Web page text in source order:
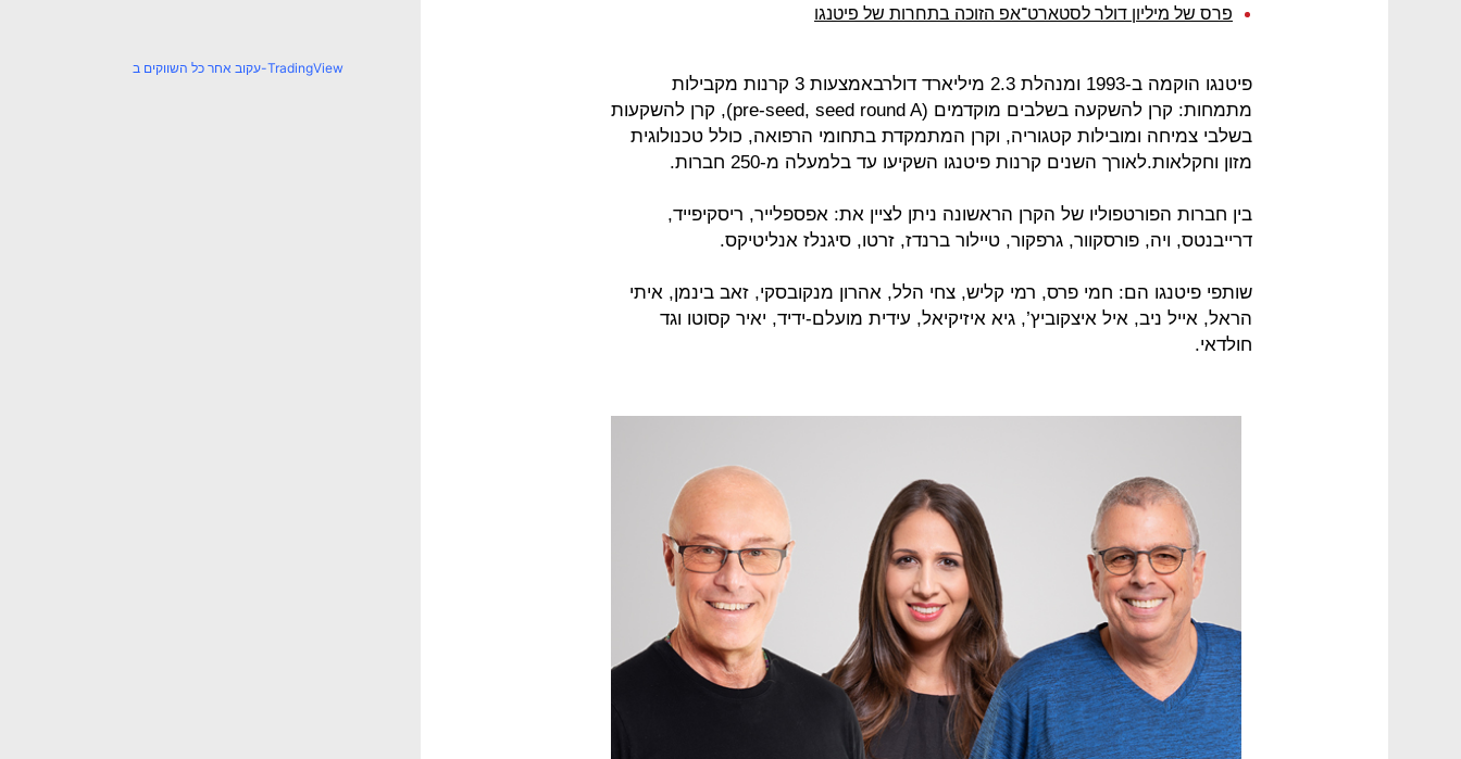
פרס של מיליון דולר לסטארט־אפ הזוכה בתחרות של פיטנגו
פיטנגו הוקמה ב-1993 ומנהלת 2.3 מיליארד דולרבאמצעות 3 קרנות מקבילות
מתמחות: קרן להשקעה בשלבים מוקדמים (pre-seed, seed round A), קרן להשקעות
בשלבי צמיחה ומובילות קטגוריה, וקרן המתמקדת בתחומי הרפואה, כולל טכנולוגית
מזון וחקלאות.לאורך השנים קרנות פיטנגו השקיעו עד בלמעלה מ-250 חברות.
בין חברות הפורטפוליו של הקרן הראשונה ניתן לציין את: אפספלייר, ריסקיפייד,
דרייבנטס, ויה, פורסקוור, גרפקור, טיילור ברנדז, זרטו, סיגנלז אנליטיקס.
שותפי פיטנגו הם: חמי פרס, רמי קליש, צחי הלל, אהרון מנקובסקי, זאב בינמן, איתי
הראל, אייל ניב, איל איצקוביץ’, גיא איזיקיאל, עידית מועלם-ידיד, יאיר קסוטו וגד
חולדאי.
עקוב אחר כל השווקים ב-TradingView